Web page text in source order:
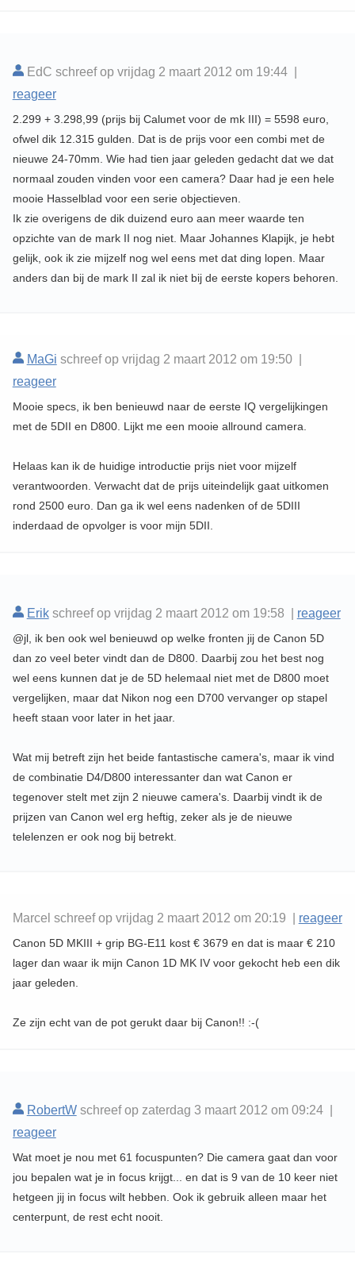
EdC schreef op vrijdag 2 maart 2012 om 19:44 |
reageer
2.299 + 3.298,99 (prijs bij Calumet voor de mk III) = 5598 euro,
ofwel dik 12.315 gulden. Dat is de prijs voor een combi met de
nieuwe 24-70mm. Wie had tien jaar geleden gedacht dat we dat
normaal zouden vinden voor een camera? Daar had je een hele
mooie Hasselblad voor een serie objectieven.
Ik zie overigens de dik duizend euro aan meer waarde ten
opzichte van de mark II nog niet. Maar Johannes Klapijk, je hebt
gelijk, ook ik zie mijzelf nog wel eens met dat ding lopen. Maar
anders dan bij de mark II zal ik niet bij de eerste kopers behoren.
MaGi schreef op vrijdag 2 maart 2012 om 19:50 |
reageer
Mooie specs, ik ben benieuwd naar de eerste IQ vergelijkingen
met de 5DII en D800. Lijkt me een mooie allround camera.
Helaas kan ik de huidige introductie prijs niet voor mijzelf
verantwoorden. Verwacht dat de prijs uiteindelijk gaat uitkomen
rond 2500 euro. Dan ga ik wel eens nadenken of de 5DIII
inderdaad de opvolger is voor mijn 5DII.
Erikschreef op vrijdag 2 maart 2012 om 19:58 | reageer
@jl, ik ben ook wel benieuwd op welke fronten jij de Canon 5D
dan zo veel beter vindt dan de D800. Daarbij zou het best nog
wel eens kunnen dat je de 5D helemaal niet met de D800 moet
vergelijken, maar dat Nikon nog een D700 vervanger op stapel
heeft staan voor later in het jaar.
Wat mij betreft zijn het beide fantastische camera's, maar ik vind
de combinatie D4/D800 interessanter dan wat Canon er
tegenover stelt met zijn 2 nieuwe camera's. Daarbij vindt ik de
prijzen van Canon wel erg heftig, zeker als je de nieuwe
telelenzen er ook nog bij betrekt.
Marcel schreef op vrijdag 2 maart 2012 om 20:19 | reageer
Canon 5D MKIII + grip BG-E11 kost € 3679 en dat is maar € 210
lager dan waar ik mijn Canon 1D MK IV voor gekocht heb een dik
jaar geleden.
Ze zijn echt van de pot gerukt daar bij Canon!! :-(
RobertWschreef op zaterdag 3 maart 2012 om 09:24 |
reageer
Wat moet je nou met 61 focuspunten? Die camera gaat dan voor
jou bepalen wat je in focus krijgt... en dat is 9 van de 10 keer niet
hetgeen jij in focus wilt hebben. Ook ik gebruik alleen maar het
centerpunt, de rest echt nooit.